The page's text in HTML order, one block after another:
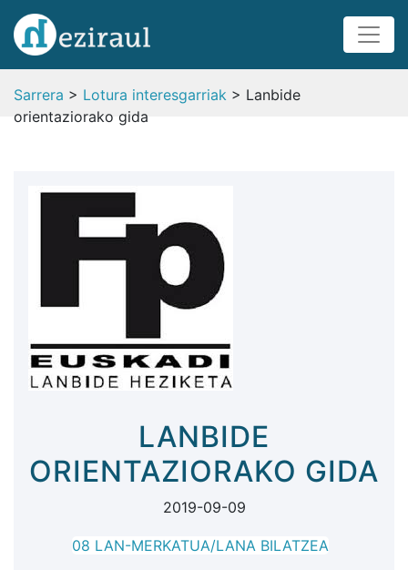
Sarrera > Lotura interesgarriak > Lanbide
orientaziorako gida
LANBIDE
ORIENTAZIORAKO GIDA
2019-09-09
08 LAN-MERKATUA/LANA BILATZEA